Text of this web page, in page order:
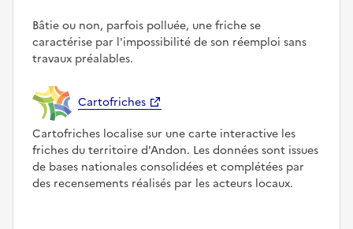
Bâtie ou non, parfois polluée, une friche se
caractérise par l'impossibilité de son réemploi sans
travaux préalables.
Cartofriches
Cartofriches localise sur une carte interactive les
friches du territoire d'Andon. Les données sont issues
de bases nationales consolidées et complétées par
des recensements réalisés par les acteurs locaux.